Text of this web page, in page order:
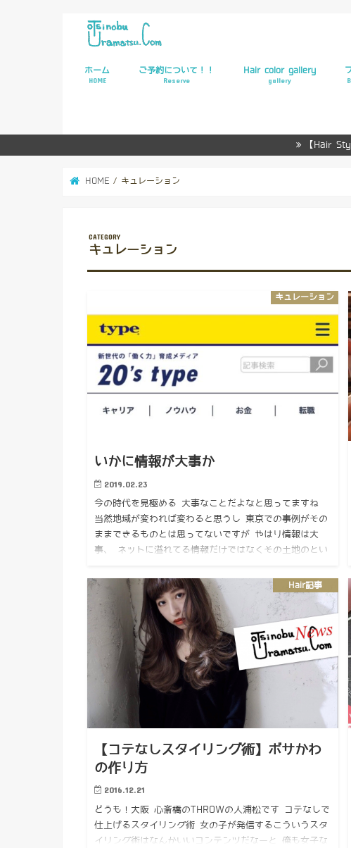
ホーム
HOME
ご予約について！！
Reserve
Hair color gallery
gallery
【Hair
HOME キュレーション
キュレーション
キュレーション
いかに情報が大事か
2019.02.23
今の時代を見極める 大事なことだよなと思ってますね
当然地域が変われば変わると思うし 東京での事例がその
ままできるものとは思ってないですが やはり情報は大
事、 ネットに溢れてる情報だけではなくその土地のとい
Hair記事
【コテなしスタイリング術】ボサかわ
の作り方
2016.12.21
どうも！大阪 心斎橋のTHROWの人浦松です コテなしで
仕上げるスタイリング術 女の子が発信するこういうスタ
イリング術はなんかいいコンテンツだなーと 俺も女子な